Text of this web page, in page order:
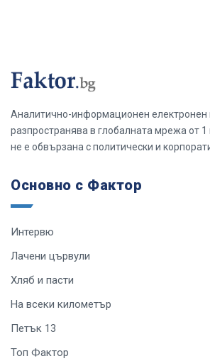
Аналитично-информационен електронен
разпространява в глобалната мрежа от
не е обвързана с политически и
Основно с Фактор
Интервю
Лачени цървули
Хляб и пасти
На всеки километър
Петък 13
Топ Фактор